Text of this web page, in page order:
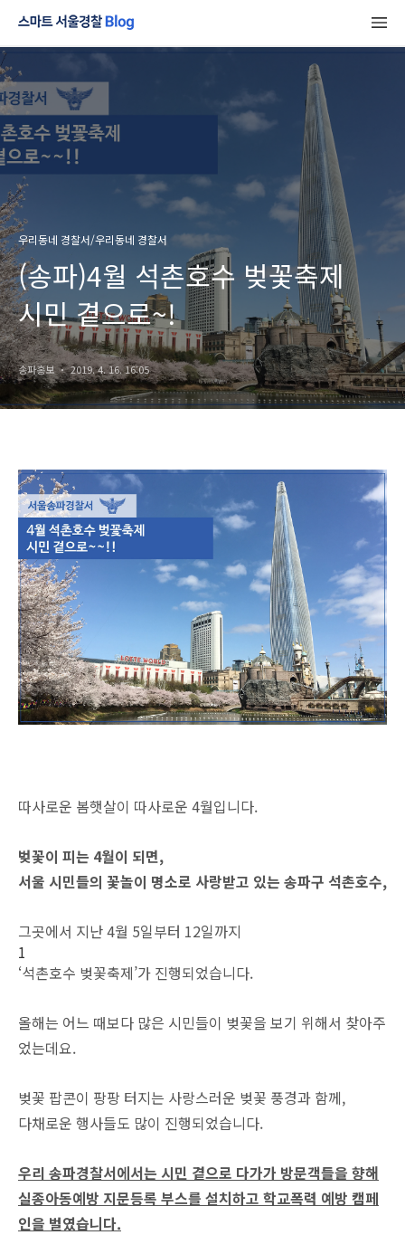
우리동네 경찰서/우리동네 경찰서
(송파)4월 석촌호수 벚꽃축제
시민 곁으로~!
송파홍보 2019. 4. 16. 16:05
따사로운 봄햇살이 따사로운 4월입니다.
벚꽃이 피는 4월이 되면,
서울 시민들의 꽃놀이 명소로 사랑받고 있는 송파구 석촌호수,
그곳에서 지난 4월 5일부터 12일까지
1
‘석촌호수 벚꽃축제’가 진행되었습니다.
올해는 어느 때보다 많은 시민들이 벚꽃을 보기 위해서 찾아주
었는데요.
벚꽃 팝콘이 팡팡 터지는 사랑스러운 벚꽃 풍경과 함께,
다채로운 행사들도 많이 진행되었습니다.
우리 송파경찰서에서는 시민 곁으로 다가가 방문객들을 향해
실종아동예방 지문등록 부스를 설치하고 학교폭력 예방 캠페
인을 벌였습니다.